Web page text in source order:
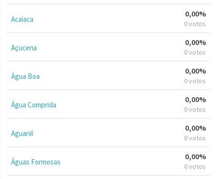
Acaiaca
0,00%
0 votos
Açucena
0,00%
0 votos
Água Boa
0,00%
0 votos
Água Comprida
0,00%
0 votos
Aguanil
0,00%
0 votos
Águas Formosas
0,00%
0 votos